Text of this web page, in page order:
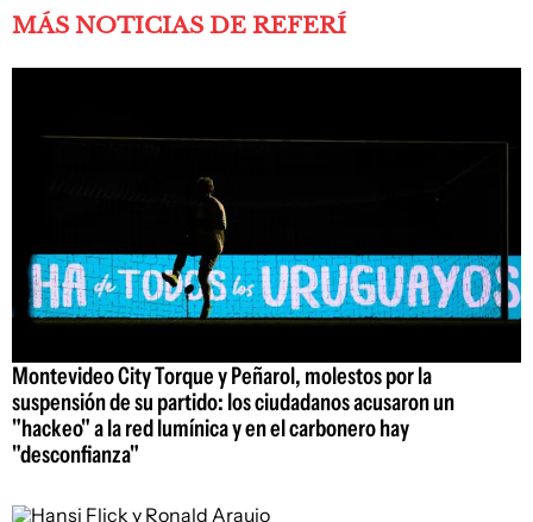
MÁS NOTICIAS DE REFERÍ
Montevideo City Torque y Peñarol, molestos por la
suspensión de su partido: los ciudadanos acusaron un
"hackeo" a la red lumínica y en el carbonero hay
"desconfianza"